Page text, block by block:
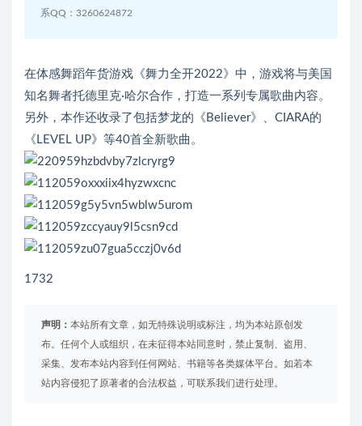
系QQ：3260624872
在体感舞蹈年货游戏《舞力全开2022》中，游戏将与美国
知名舞者托德里克·哈尔合作，打造一系列专属歌曲内容。
另外，本作还收录了包括梦龙的《Believer》、CIARA的
《LEVEL UP》等40首全新歌曲。
1732
声明： 本站所有文章，如无特殊说明或标注，均为本站原创发
布。任何个人或组织，在未征得本站同意时，禁止复制、盗用、
采集、发布本站内容到任何网站、书籍等各类媒体平台。如若本
站内容侵犯了原著者的合法权益，可联系我们进行处理。